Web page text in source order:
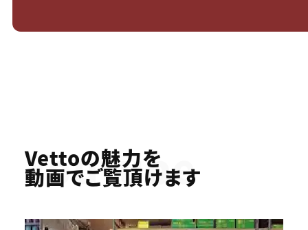
Youtube
Vettoの魅力を
動画でご覧頂けます